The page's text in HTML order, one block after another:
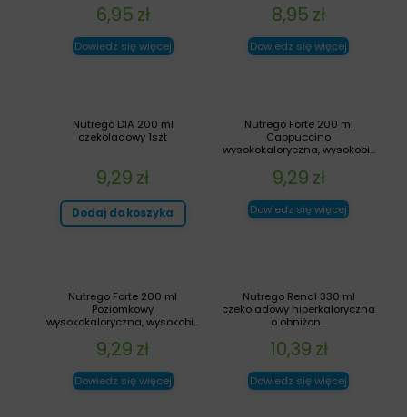
8,95 zł
Dowiedz się więcej
6,95 zł
Dowiedz się więcej
Nutrego Forte 200 ml
Cappuccino
wysokokaloryczna, wysokobi...
9,29 zł
Dowiedz się więcej
Nutrego DIA 200 ml
czekoladowy 1szt
9,29 zł
Dodaj do koszyka
Nutrego Renal 330 ml
czekoladowy hiperkaloryczna
o obniżon...
10,39 zł
Dowiedz się więcej
Nutrego Forte 200 ml
Poziomkowy
wysokokaloryczna, wysokobi...
9,29 zł
Dowiedz się więcej